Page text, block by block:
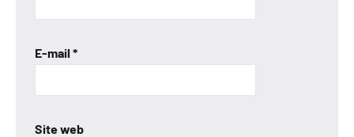
E-mail *
Site web